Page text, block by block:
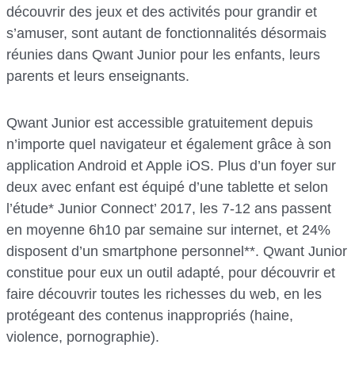
découvrir des jeux et des activités pour grandir et
s’amuser, sont autant de fonctionnalités désormais
réunies dans Qwant Junior pour les enfants, leurs
parents et leurs enseignants.
Qwant Junior est accessible gratuitement depuis
n’importe quel navigateur et également grâce à son
application Android et Apple iOS. Plus d’un foyer sur
deux avec enfant est équipé d’une tablette et selon
l’étude* Junior Connect’ 2017, les 7-12 ans passent
en moyenne 6h10 par semaine sur internet, et 24%
disposent d’un smartphone personnel**. Qwant Junior
constitue pour eux un outil adapté, pour découvrir et
faire découvrir toutes les richesses du web, en les
protégeant des contenus inappropriés (haine,
violence, pornographie).